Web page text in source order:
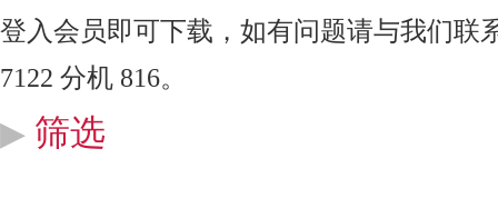
登入会员即可下载，如有问题请与我们联
7122 分机 816。
▶ 筛选